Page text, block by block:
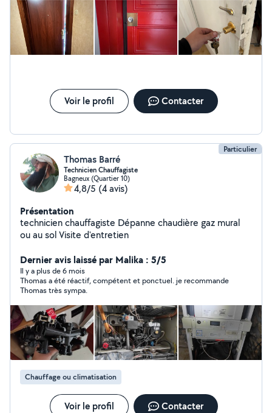
Voir le profil Contacter
Particulier
Thomas Barré
Technicien Chauffagiste
Bagneux (Quartier 10)
4,8/5 (4 avis)
Présentation
technicien chauffagiste Dépanne chaudière gaz mural
ou au sol Visite d'entretien
Dernier avis laissé par Malika : 5/5
Il y a plus de 6 mois
Thomas a été réactif, compétent et ponctuel. je recommande
Thomas très sympa.
Chauffage ou climatisation
Voir le profil Contacter